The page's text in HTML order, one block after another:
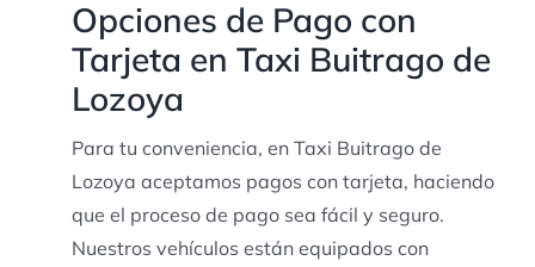
Opciones de Pago con
Tarjeta en Taxi Buitrago de
Lozoya
Para tu conveniencia, en Taxi Buitrago de
Lozoya aceptamos pagos con tarjeta, haciendo
que el proceso de pago sea fácil y seguro.
Nuestros vehículos están equipados con